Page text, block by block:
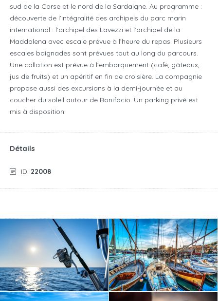
sud de la Corse et le nord de la Sardaigne. Au programme :
découverte de l’intégralité des archipels du parc marin
international : l’archipel des Lavezzi et l’archipel de la
Maddalena avec escale prévue à l’heure du repas. Plusieurs
escales baignades sont prévues tout au long du parcours.
Une collation est prévue à l’embarquement (café, gâteaux,
jus de fruits) et un apéritif en fin de croisière. La compagnie
propose aussi des excursions à la demi-journée et au
coucher du soleil autour de Bonifacio. Un parking privé est
mis à disposition.
Détails
ID: 22008